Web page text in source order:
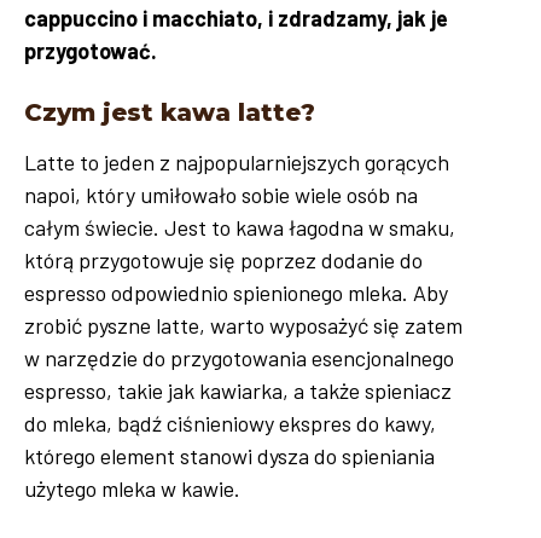
cappuccino i macchiato, i zdradzamy, jak je
przygotować.
Czym jest kawa latte?
Latte to jeden z najpopularniejszych gorących
napoi, który umiłowało sobie wiele osób na
całym świecie. Jest to kawa łagodna w smaku,
którą przygotowuje się poprzez dodanie do
espresso odpowiednio spienionego mleka. Aby
zrobić pyszne latte, warto wyposażyć się zatem
w narzędzie do przygotowania esencjonalnego
espresso, takie jak kawiarka, a także spieniacz
do mleka, bądź ciśnieniowy ekspres do kawy,
którego element stanowi dysza do spieniania
użytego mleka w kawie.